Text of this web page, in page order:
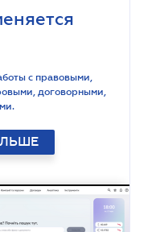
с правовыми,
договорными,